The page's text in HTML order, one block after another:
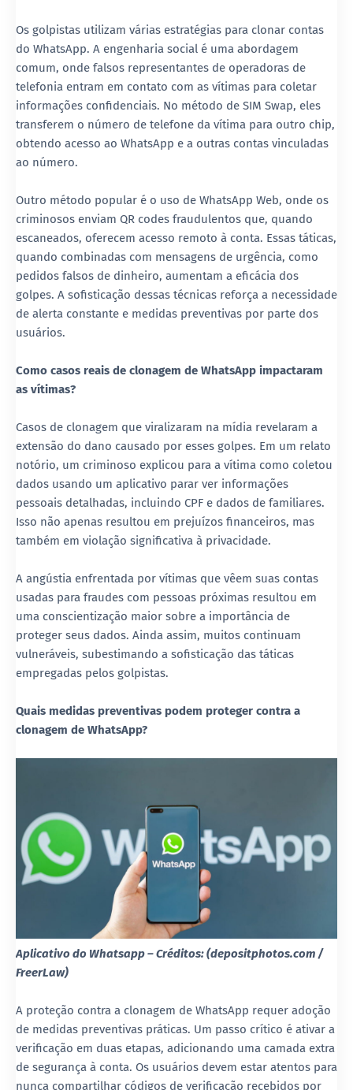
Os golpistas utilizam várias estratégias para clonar contas
do WhatsApp. A engenharia social é uma abordagem
comum, onde falsos representantes de operadoras de
telefonia entram em contato com as vítimas para coletar
informações confidenciais. No método de SIM Swap, eles
transferem o número de telefone da vítima para outro chip,
obtendo acesso ao WhatsApp e a outras contas vinculadas
ao número.
Outro método popular é o uso de WhatsApp Web, onde os
criminosos enviam QR codes fraudulentos que, quando
escaneados, oferecem acesso remoto à conta. Essas táticas,
quando combinadas com mensagens de urgência, como
pedidos falsos de dinheiro, aumentam a eficácia dos
golpes. A sofisticação dessas técnicas reforça a necessidade
de alerta constante e medidas preventivas por parte dos
usuários.
Como casos reais de clonagem de WhatsApp impactaram
as vítimas?
Casos de clonagem que viralizaram na mídia revelaram a
extensão do dano causado por esses golpes. Em um relato
notório, um criminoso explicou para a vítima como coletou
dados usando um aplicativo parar ver informações
pessoais detalhadas, incluindo CPF e dados de familiares.
Isso não apenas resultou em prejuízos financeiros, mas
também em violação significativa à privacidade.
A angústia enfrentada por vítimas que vêem suas contas
usadas para fraudes com pessoas próximas resultou em
uma conscientização maior sobre a importância de
proteger seus dados. Ainda assim, muitos continuam
vulneráveis, subestimando a sofisticação das táticas
empregadas pelos golpistas.
Quais medidas preventivas podem proteger contra a
clonagem de WhatsApp?
Aplicativo do Whatsapp – Créditos: (depositphotos.com /
FreerLaw)
A proteção contra a clonagem de WhatsApp requer adoção
de medidas preventivas práticas. Um passo crítico é ativar a
verificação em duas etapas, adicionando uma camada extra
de segurança à conta. Os usuários devem estar atentos para
nunca compartilhar códigos de verificação recebidos por